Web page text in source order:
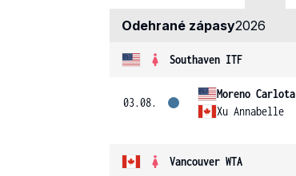
Odehrané zápasy2026
Southaven ITF
03.08.
Moreno Carlota
Xu Annabelle
Vancouver WTA